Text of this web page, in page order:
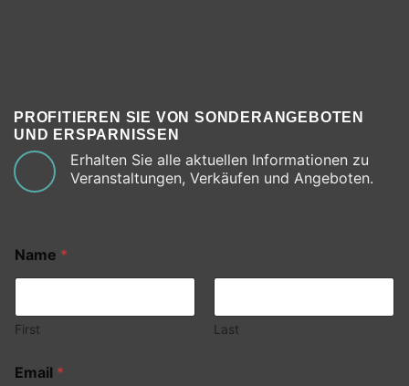
PROFITIEREN SIE VON SONDERANGEBOTEN
UND ERSPARNISSEN
Erhalten Sie alle aktuellen Informationen zu
Veranstaltungen, Verkäufen und Angeboten.
Name *
First Last
Email *